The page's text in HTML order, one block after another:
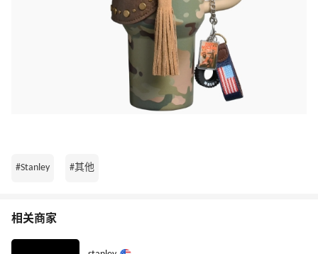
#Stanley #其他
相关商家